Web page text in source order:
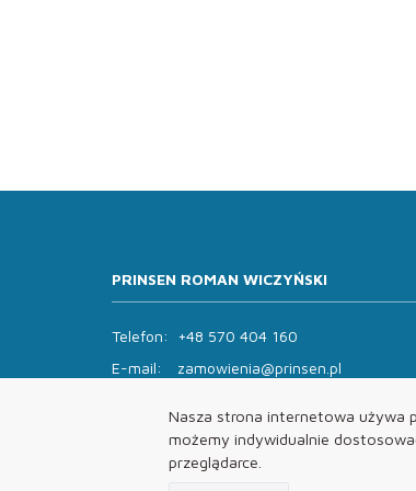
Nasza strona internetowa używa
możemy indywidualnie
przeglądarce.
PRINSEN ROMAN WICZYŃSKI
Telefon:
+48 570 404 160
E-mail:
zamowienia@prinsen.pl
Pon - Pt: 8:00 - 14:00 Sob: zamknięte